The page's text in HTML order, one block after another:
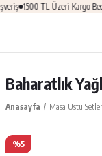
1500 TL Üzeri Kargo
Baharatlık
Anasayfa Masa Üstü Setler
%5